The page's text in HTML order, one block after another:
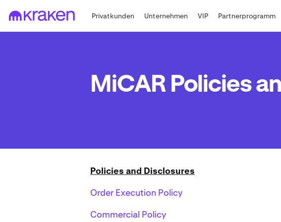
Privatkunden Unternehmen VIP Partnerprogramm
MiCAR Policies
Policies and Disclosures
Order Execution Policy
Commercial Policy